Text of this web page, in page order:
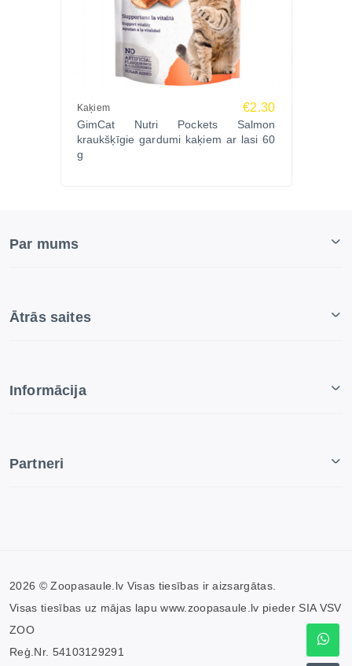
Kaķiem €2.30
GimCat Nutri Pockets Salmon
kraukšķīgie gardumi kaķiem ar lasi 60
g
Par mums
Ātrās saites
Informācija
Partneri
2026 © Zoopasaule.lv Visas tiesības ir aizsargātas.
Visas tiesības uz mājas lapu www.zoopasaule.lv pieder SIA VSV
ZOO
Reģ.Nr. 54103129291